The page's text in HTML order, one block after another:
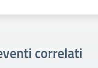
correlati